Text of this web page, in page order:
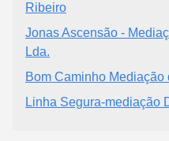
Ribeiro
Jonas Ascensão -
Lda.
Bom Caminho
Linha Segura-mediação